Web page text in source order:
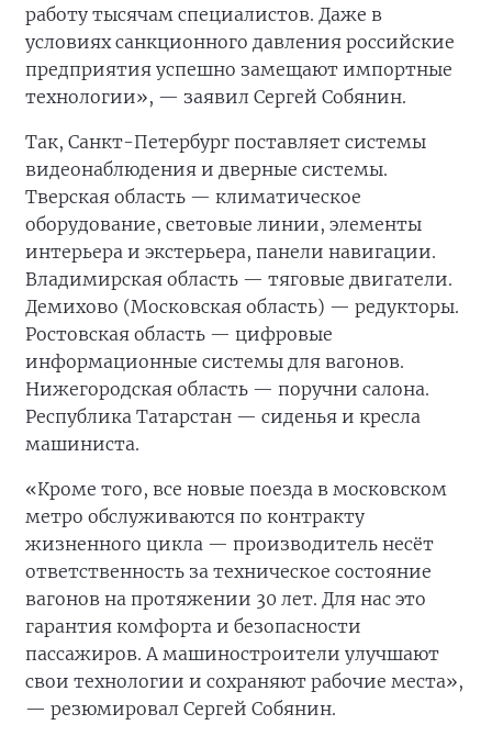
работу тысячам специалистов. Даже в
условиях санкционного давления российские
предприятия успешно замещают импортные
технологии», — заявил Сергей Собянин.
Так, Санкт-Петербург поставляет системы
видеонаблюдения и дверные системы.
Тверская область — климатическое
оборудование, световые линии, элементы
интерьера и экстерьера, панели навигации.
Владимирская область — тяговые двигатели.
Демихово (Московская область) — редукторы.
Ростовская область — цифровые
информационные системы для вагонов.
Нижегородская область — поручни салона.
Республика Татарстан — сиденья и кресла
машиниста.
«Кроме того, все новые поезда в московском
метро обслуживаются по контракту
жизненного цикла — производитель несёт
ответственность за техническое состояние
вагонов на протяжении 30 лет. Для нас это
гарантия комфорта и безопасности
пассажиров. А машиностроители улучшают
свои технологии и сохраняют рабочие места»,
— резюмировал Сергей Собянин.